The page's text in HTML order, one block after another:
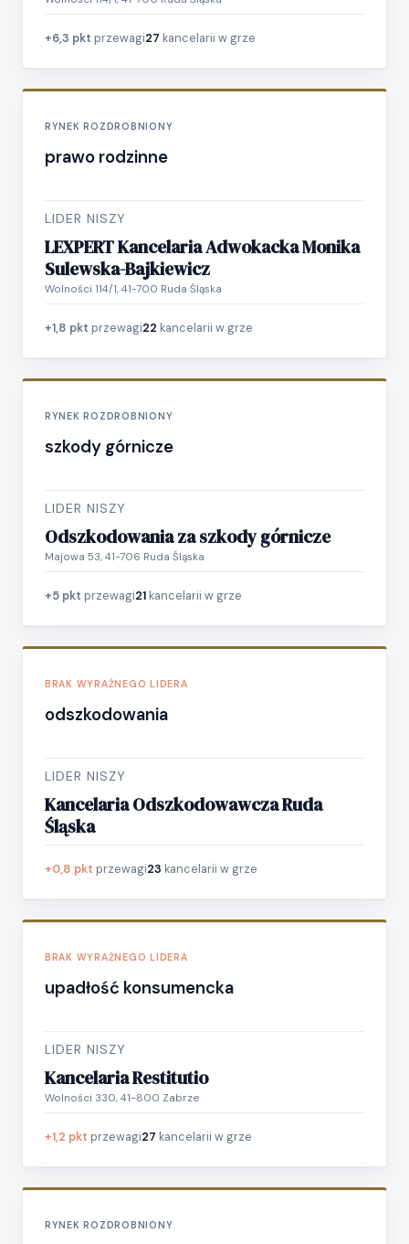
+6,3 pkt przewagi27 kancelarii w grze
RYNEK ROZDROBNIONY
prawo rodzinne
LIDER NISZY
LEXPERT Kancelaria Adwokacka Monika
Sulewska-Bajkiewicz
Wolności 114/1, 41-700 Ruda Śląska
+1,8 pkt przewagi22 kancelarii w grze
RYNEK ROZDROBNIONY
szkody górnicze
LIDER NISZY
Odszkodowania za szkody górnicze
Majowa 53, 41-706 Ruda Śląska
+5 pkt przewagi21 kancelarii w grze
BRAK WYRAŹNEGO LIDERA
odszkodowania
LIDER NISZY
Kancelaria Odszkodowawcza Ruda
Śląska
+0,8 pkt przewagi23 kancelarii w grze
BRAK WYRAŹNEGO LIDERA
upadłość konsumencka
LIDER NISZY
Kancelaria Restitutio
Wolności 330, 41-800 Zabrze
+1,2 pkt przewagi27 kancelarii w grze
RYNEK ROZDROBNIONY